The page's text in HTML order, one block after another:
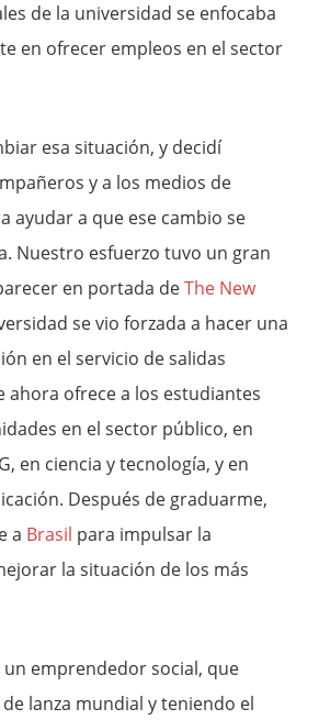
de la universidad se enfocaba
en ofrecer empleos en el sector
esa situación, y decidí
y a los medios de
ayudar a que ese cambio se
Nuestro esfuerzo tuvo un gran
en portada deThe New
se vio forzada a hacer una
en el servicio de salidas
ahora ofrece a los estudiantes
en el sector público, en
en ciencia y tecnología, y en
Después de graduarme,
a Brasil para impulsar la
la situación de los más
emprendedor social, que
lanza mundial y teniendo el